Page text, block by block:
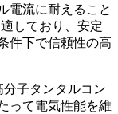
電流に耐えること
しており、安定
件下で信頼性の高
子タンタルコン
って電気性能を維